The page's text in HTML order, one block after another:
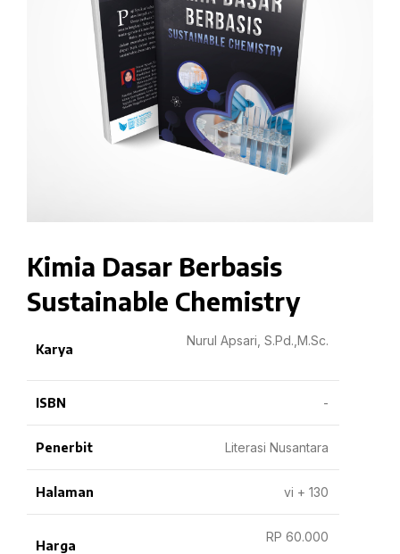
Kimia Dasar Berbasis
Sustainable Chemistry
Karya
Nurul Apsari, S.Pd.,M.Sc.
ISBN -
Penerbit Literasi Nusantara
Halaman vi + 130
Harga
RP 60.000